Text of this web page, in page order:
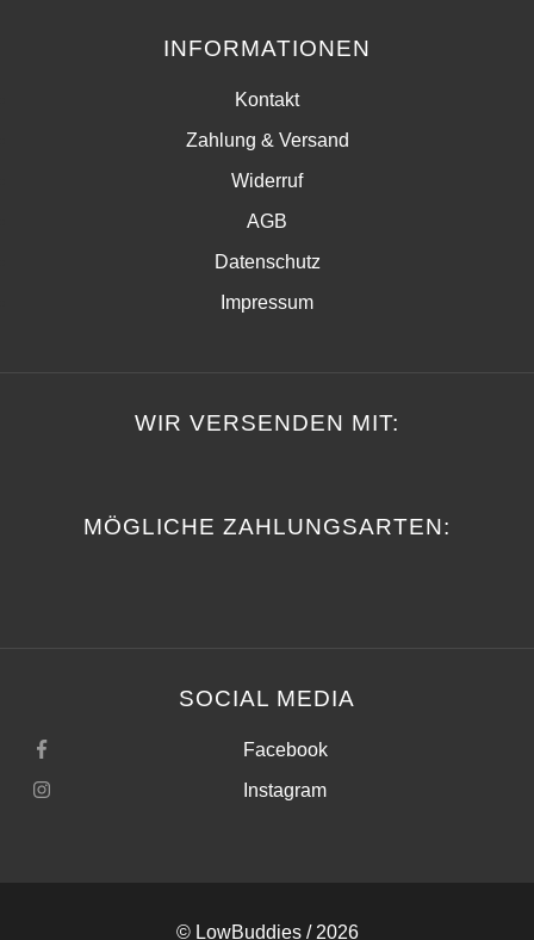
INFORMATIONEN
Kontakt
Zahlung & Versand
Widerruf
AGB
Datenschutz
Impressum
WIR VERSENDEN MIT:
MÖGLICHE ZAHLUNGSARTEN:
SOCIAL MEDIA
Facebook
Instagram
© LowBuddies/ 2026